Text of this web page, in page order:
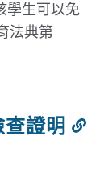
學生可以免
法典第
證明